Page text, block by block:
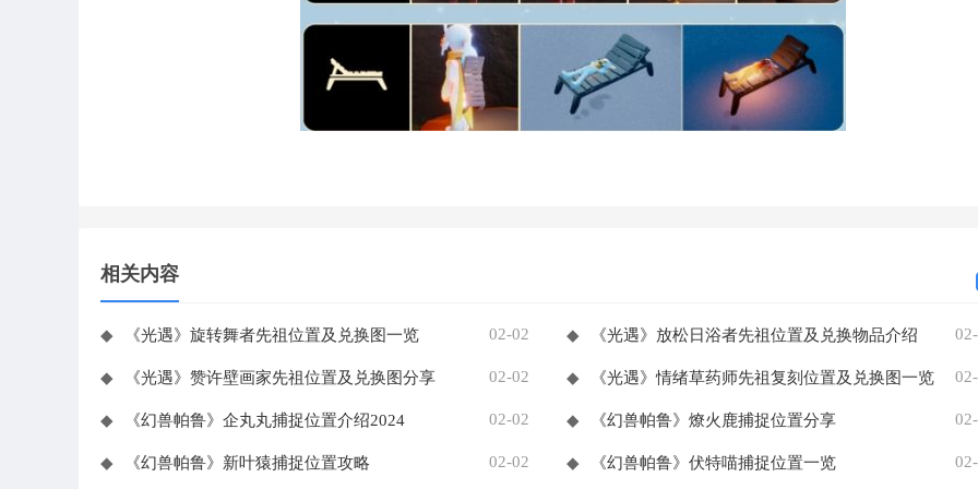
相关内容
◆ 《光遇》旋转舞者先祖位置及兑换图一览 02-02 ◆ 《光遇》放松日浴者先祖位置及兑换物品介绍
◆ 《光遇》赞许壁画家先祖位置及兑换图分享 02-02 ◆ 《光遇》情绪草药师先祖复刻位置及兑换图一览
◆ 《幻兽帕鲁》企丸丸捕捉位置介绍2024 02-02 ◆ 《幻兽帕鲁》燎火鹿捕捉位置分享
◆ 《幻兽帕鲁》新叶猿捕捉位置攻略 02-02 ◆ 《幻兽帕鲁》伏特喵捕捉位置一览